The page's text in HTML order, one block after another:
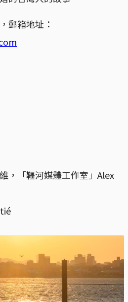
郵箱地址：
，「韁河媒體工作室」Alex